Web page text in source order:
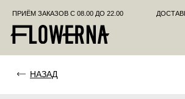
ПРИЁМ ЗАКАЗОВ С 08.00 ДО 22.00